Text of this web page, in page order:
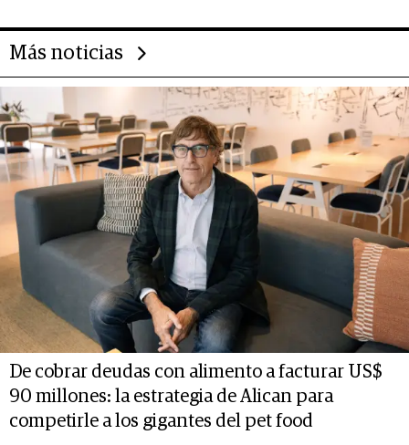
Más noticias
De cobrar deudas con alimento a facturar US$
90 millones: la estrategia de Alican para
competirle a los gigantes del pet food